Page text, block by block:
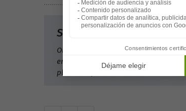
Simplifique su vida
Obtenga gratuitamente una lista de
en el municipio de Comunidad-de-
plazas disponibles